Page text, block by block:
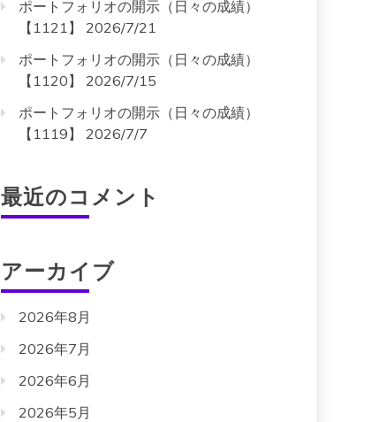
ポートフォリオの開示（日々の成績）
【1121】 2026/7/21
ポートフォリオの開示（日々の成績）
【1120】 2026/7/15
ポートフォリオの開示（日々の成績）
【1119】 2026/7/7
最近のコメント
アーカイブ
2026年8月
2026年7月
2026年6月
2026年5月